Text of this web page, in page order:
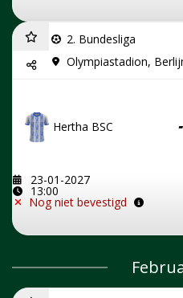
2. Bundesliga
Olympiastadion,
Hertha BSC -
23-01-2027
13:00
Nog niet bevestigd